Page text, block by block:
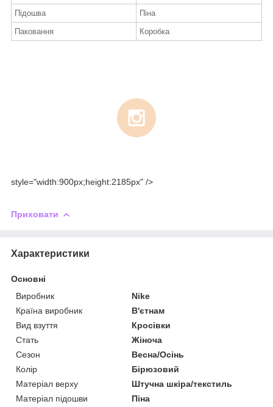
Підошва
Піна
Паковання
Коробка
style="width:900px;height:2185px" />
Приховати
Характеристики
Основні
Виробник
Nike
Країна виробник
В'єтнам
Вид взуття
Кросівки
Стать
Жіноча
Сезон
Весна/Осінь
Колір
Бірюзовий
Матеріал верху
Штучна шкіра/текстиль
Матеріал підошви
Піна